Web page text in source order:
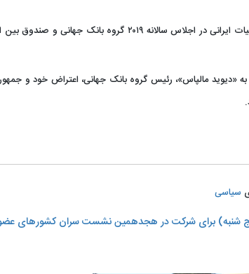
?به دنبال صادر نشدن روادید برای شرکت هیات ایرانی در
مالپاس»، رئیس گروه بانک جهانی، اعتراض خود و
سیاسی
شنبه) برای شرکت در هجدهمین نشست سران کشورهای عضو